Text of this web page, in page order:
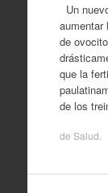
Un
aumentar
de
que la
de los
de Salud